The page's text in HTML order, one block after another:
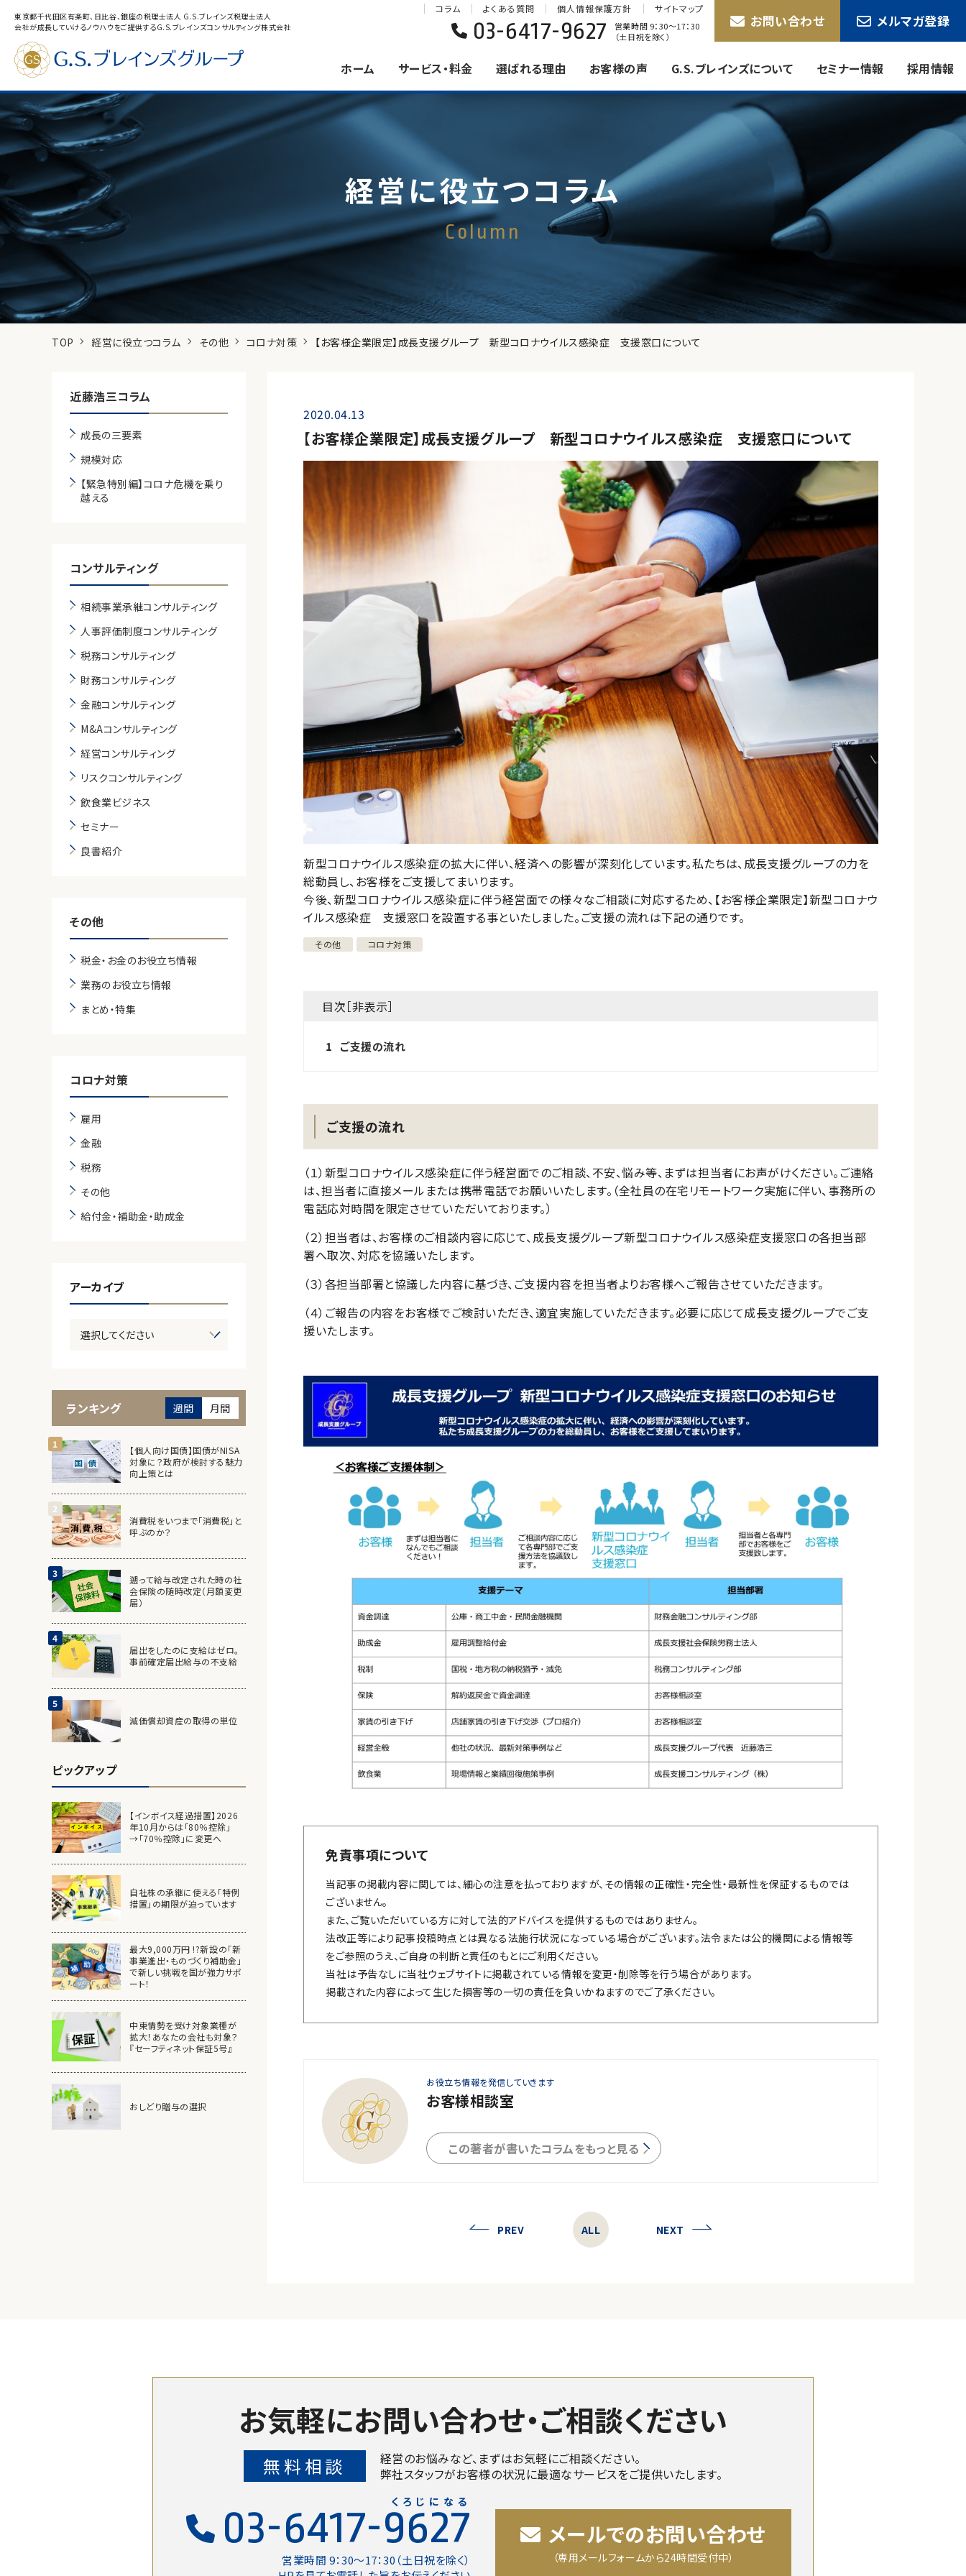
東京都千代田区有楽町、日比谷、銀座の税理士法人 G.S.ブレインズ税理士法人
会社が成長していけるノウハウをご提供するG.S.ブレインズコンサルティング株式会社
ホーム サービス・料金 選ばれる理由 お客様の声 G.S.ブレインズについて セミナー情報 採用情報
コラム よくある質問 個人情報保護方針 サイトマップ
03-6417-9627
営業時間 9：30〜17：30
（土日祝を除く）
お問い合わせ メルマガ登録
経営に役立つコラム
Column
TOP 経営に役立つコラム その他 コロナ対策 【お客様企業限定】成長支援グループ 新型コロナウイルス感染症 支援窓口について
2020.04.13
【お客様企業限定】成長支援グループ 新型コロナウイルス感染症 支援窓口について
新型コロナウイルス感染症の拡大に伴い、経済への影響が深刻化しています。私たちは、成長支援グループの力を
総動員し、お客様をご支援してまいります。
今後、新型コロナウイルス感染症に伴う経営面での様々なご相談に対応するため、【お客様企業限定】新型コロナウ
イルス感染症 支援窓口を設置する事といたしました。ご支援の流れは下記の通りです。
その他 コロナ対策
目次［非表示］
1 ご支援の流れ
ご支援の流れ
（１）新型コロナウイルス感染症に伴う経営面でのご相談、不安、悩み等、まずは担当者にお声がけください。ご連絡
は、担当者に直接メールまたは携帯電話でお願いいたします。（全社員の在宅リモートワーク実施に伴い、事務所の
電話応対時間を限定させていただいております。）
（２）担当者は、お客様のご相談内容に応じて、成長支援グループ新型コロナウイルス感染症支援窓口の各担当部
署へ取次、対応を協議いたします。
（３）各担当部署と協議した内容に基づき、ご支援内容を担当者よりお客様へご報告させていただきます。
（４）ご報告の内容をお客様でご検討いただき、適宜実施していただきます。必要に応じて成長支援グループでご支
援いたします。
免責事項について
当記事の掲載内容に関しては、細心の注意を払っておりますが、その情報の正確性・完全性・最新性を保証するものでは
ございません。
また、ご覧いただいている方に対して法的アドバイスを提供するものではありません。
法改正等により記事投稿時点とは異なる法施行状況になっている場合がございます。法令または公的機関による情報等
をご参照のうえ、ご自身の判断と責任のもとにご利用ください。
当社は予告なしに当社ウェブサイトに掲載されている情報を変更・削除等を行う場合があります。
掲載された内容によって生じた損害等の一切の責任を負いかねますのでご了承ください。
お役立ち情報を発信していきます
お客様相談室
この著者が書いたコラムをもっと見る
PREV ALL NEXT
近藤浩三コラム
成長の三要素
規模対応
【緊急特別編】コロナ危機を乗り
越える
コンサルティング
相続事業承継コンサルティング
人事評価制度コンサルティング
税務コンサルティング
財務コンサルティング
金融コンサルティング
M&Aコンサルティング
経営コンサルティング
リスクコンサルティング
飲食業ビジネス
セミナー
良書紹介
その他
税金・お金のお役立ち情報
業務のお役立ち情報
まとめ・特集
コロナ対策
雇用
金融
税務
その他
給付金・補助金・助成金
アーカイブ
ランキング 週間 月間
【個人向け国債】国債がNISA
対象に？政府が検討する魅力
向上策とは
消費税をいつまで「消費税」と
呼ぶのか？
遡って給与改定された時の社
会保険の随時改定（月額変更
届）
届出をしたのに支給はゼロ。
事前確定届出給与の不支給
減価償却資産の取得の単位
ピックアップ
【インボイス経過措置】2026
年10月からは「80％控除」
→「70％控除」に変更へ
自社株の承継に使える「特例
措置」の期限が迫っています
最大9,000万円 !?新設の「新
事業進出・ものづくり補助金」
で新しい挑戦を国が強力サポ
ート！
中東情勢を受け対象業種が
拡大！あなたの会社も対象？
『セーフティネット保証5号』
おしどり贈与の選択
お気軽にお問い合わせ・ご相談ください
無料相談
経営のお悩みなど、まずはお気軽にご相談ください。
弊社スタッフがお客様の状況に最適なサービスをご提供いたします。
03-6417-9627
営業時間 9：30〜17：30（土日祝を除く）
くろじになる
メールでのお問い合わせ
（専用メールフォームから24時間受付中）